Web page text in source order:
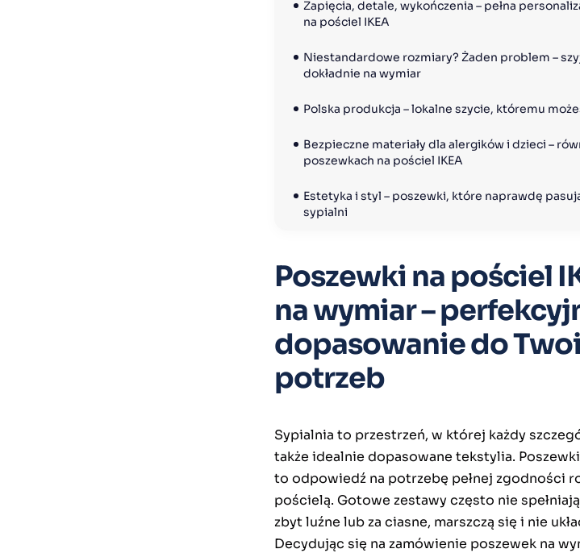
Zapięcia, detale, wykończenia – pełna
na pościel IKEA
Niestandardowe rozmiary? Żaden problem –
dokładnie na wymiar
Polska produkcja – lokalne szycie, któremu
Bezpieczne materiały dla alergików i dzieci –
poszewkach na pościel IKEA
Estetyka i styl – poszewki, które naprawdę
sypialni
Poszewki na pościel
na wymiar –
dopasowanie do
potrzeb
Sypialnia to przestrzeń, w której każdy
także idealnie dopasowane tekstylia.
to odpowiedź na potrzebę pełnej zgodności
pościelą. Gotowe zestawy często nie
zbyt luźne lub za ciasne, marszczą się i nie
Decydując się na zamówienie poszewek na